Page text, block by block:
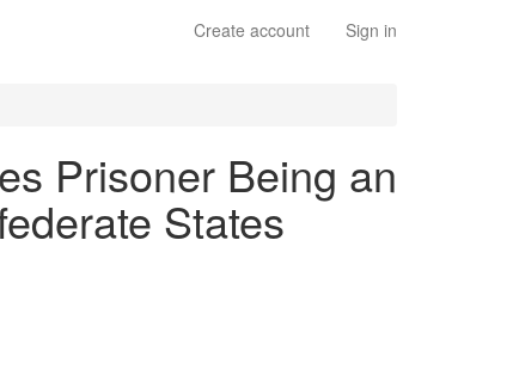
Create account Sign in
Prisoner Being an
States